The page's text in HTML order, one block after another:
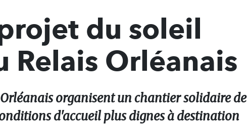
du soleil
Relais Orléanais
organisent un chantier solidaire de
d'accueil plus dignes à destination